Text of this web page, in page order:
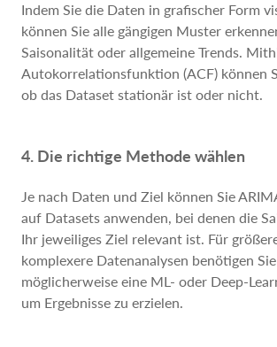
Indem Sie die Daten in grafischer Form
können Sie alle gängigen Muster
Saisonalität oder allgemeine Trends.
Autokorrelationsfunktion (ACF) können
ob das Dataset stationär ist oder nicht.
4. Die richtige Methode wählen
Je nach Daten und Ziel können Sie
auf Datasets anwenden, bei denen die
Ihr jeweiliges Ziel relevant ist. Für
komplexere Datenanalysen benötigen Sie
möglicherweise eine ML- oder Deep-
um Ergebnisse zu erzielen.